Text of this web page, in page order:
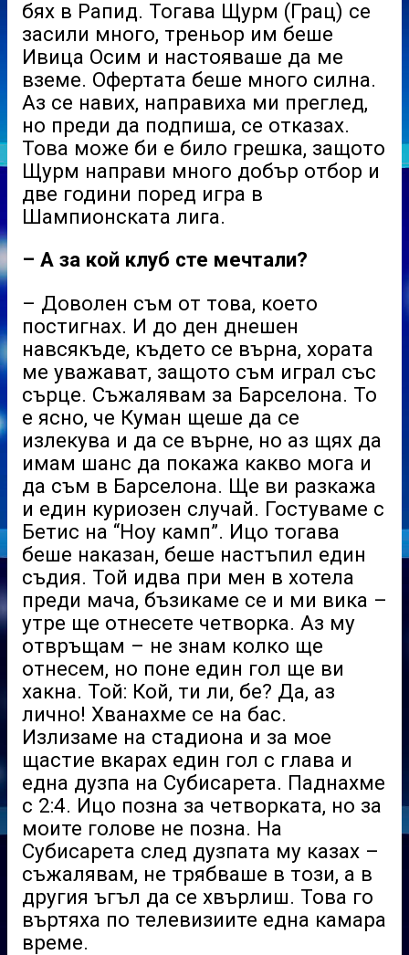
бях в Рапид. Тогава Щурм (Грац) се
засили много, треньор им беше
Ивица Осим и настояваше да ме
вземе. Офертата беше много силна.
Аз се навих, направиха ми преглед,
но преди да подпиша, се отказах.
Това може би е било грешка, защото
Щурм направи много добър отбор и
две години поред игра в
Шампионската лига.
– А за кой клуб сте мечтали?
– Доволен съм от това, което
постигнах. И до ден днешен
навсякъде, където се върна, хората
ме уважават, защото съм играл със
сърце. Съжалявам за Барселона. То
е ясно, че Куман щеше да се
излекува и да се върне, но аз щях да
имам шанс да покажа какво мога и
да съм в Барселона. Ще ви разкажа
и един куриозен случай. Гостуваме с
Бетис на “Ноу камп”. Ицо тогава
беше наказан, беше настъпил един
съдия. Той идва при мен в хотела
преди мача, бъзикаме се и ми вика –
утре ще отнесете четворка. Аз му
отвръщам – не знам колко ще
отнесем, но поне един гол ще ви
хакна. Той: Кой, ти ли, бе? Да, аз
лично! Хванахме се на бас.
Излизаме на стадиона и за мое
щастие вкарах един гол с глава и
една дузпа на Субисарета. Паднахме
с 2:4. Ицо позна за четворката, но за
моите голове не позна. На
Субисарета след дузпата му казах –
съжалявам, не трябваше в този, а в
другия ъгъл да се хвърлиш. Това го
въртяха по телевизиите една камара
време.